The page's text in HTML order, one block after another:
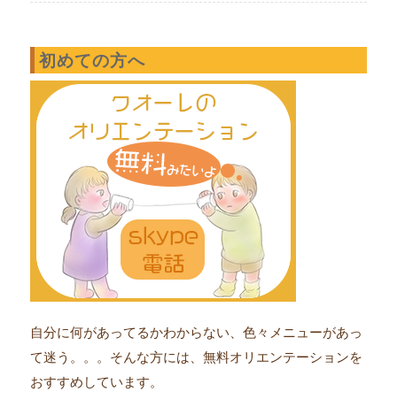
初めての方へ
自分に何があってるかわからない、色々メニューがあっ
て迷う。。。そんな方には、無料オリエンテーションを
おすすめしています。